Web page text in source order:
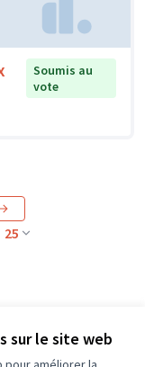
sur le site web
Soumis au
vote
25